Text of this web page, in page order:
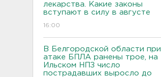
лекарства. Какие законы
вступают в силу в августе
16:00
В Белгородской области при
атаке БПЛА ранены трое, на
Ильском НПЗ число
пострадавших выросло до